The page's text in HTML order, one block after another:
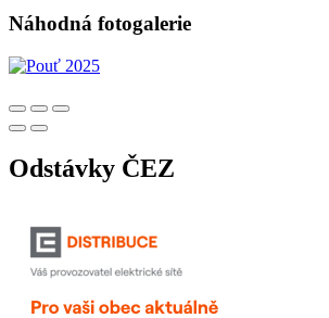
Náhodná fotogalerie
Odstávky ČEZ